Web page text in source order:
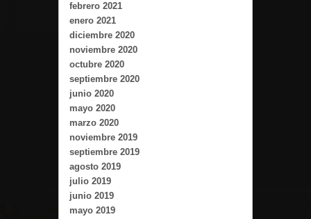
febrero 2021
enero 2021
diciembre 2020
noviembre 2020
octubre 2020
septiembre 2020
junio 2020
mayo 2020
marzo 2020
noviembre 2019
septiembre 2019
agosto 2019
julio 2019
junio 2019
mayo 2019